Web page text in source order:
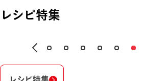
レシピ特集